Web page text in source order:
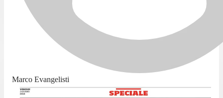
Marco Evangelisti